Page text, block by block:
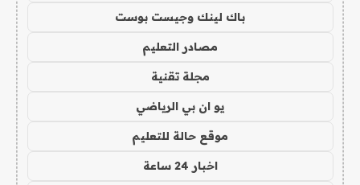
باك لينك وجيست بوست
مصادر التعليم
مجلة تقنية
يو ان بي الرياضي
موقع حالة للتعليم
اخبار 24 ساعة